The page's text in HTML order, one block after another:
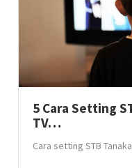
5 Cara Setting
TV…
Cara setting STB Tanaka